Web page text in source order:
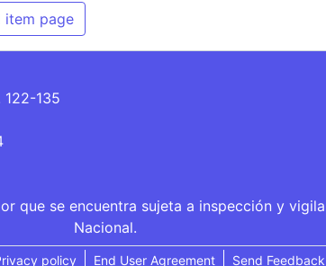
item page
122-135
que se encuentra sujeta a inspección y
Nacional.
policy End User Agreement Send Feedback